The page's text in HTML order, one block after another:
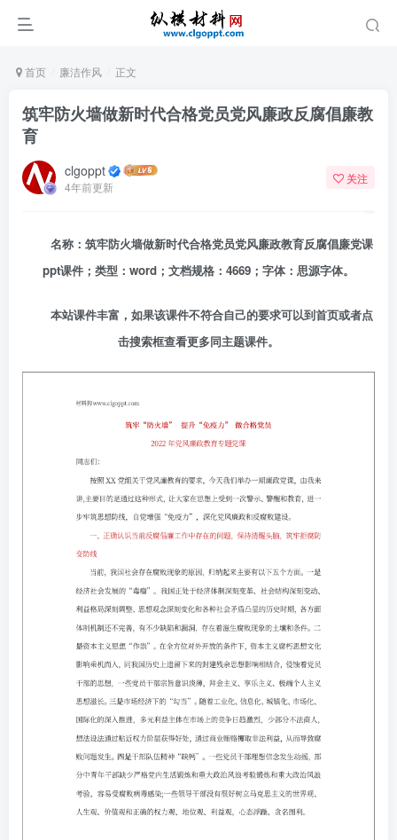
首页 廉洁作风 正文
筑牢防火墙做新时代合格党员党风廉政反腐倡廉教
育
clgoppt
4年前更新
关注
名称：筑牢防火墙做新时代合格党员党风廉政教育反腐倡廉党课
ppt课件；类型：word；文档规格：4669；字体：思源字体。
本站课件丰富，如果该课件不符合自己的要求可以到首页或者点
击搜索框查看更多同主题课件。